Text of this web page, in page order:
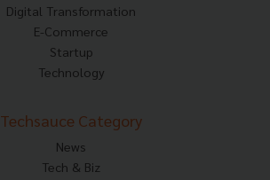
Digital Transformation
E-Commerce
Startup
Technology
Techsauce Category
News
Tech & Biz